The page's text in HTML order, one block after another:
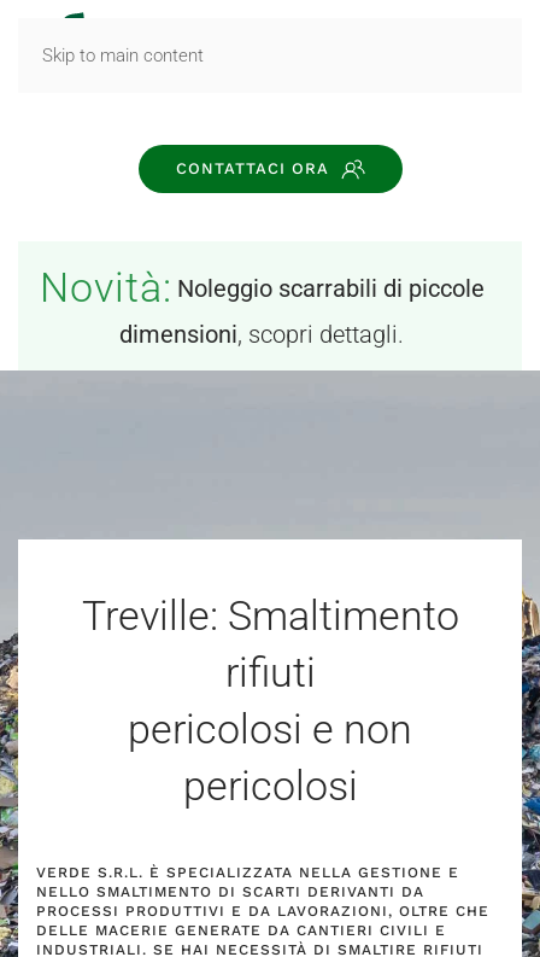
Skip to main content
CONTATTACI ORA
Novità: Noleggio scarrabili di piccole
dimensioni, scopri dettagli.
Treville: Smaltimento
rifiuti
pericolosi e non
pericolosi
VERDE S.R.L. È SPECIALIZZATA NELLA GESTIONE E
NELLO SMALTIMENTO DI SCARTI DERIVANTI DA
PROCESSI PRODUTTIVI E DA LAVORAZIONI, OLTRE CHE
DELLE MACERIE GENERATE DA CANTIERI CIVILI E
INDUSTRIALI. SE HAI NECESSITÀ DI SMALTIRE RIFIUTI